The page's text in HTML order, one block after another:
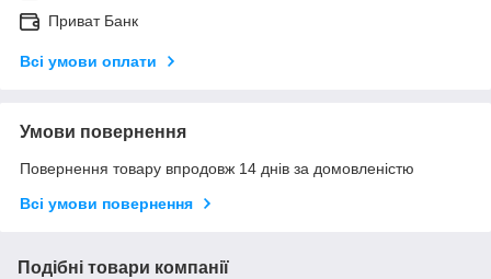
Приват Банк
Всі умови оплати
Умови повернення
Повернення товару впродовж 14 днів за домовленістю
Всі умови повернення
Подібні товари компанії